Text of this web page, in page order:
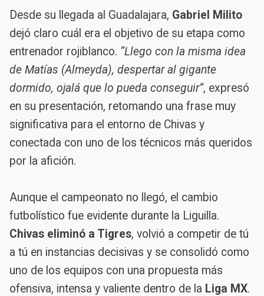
Desde su llegada al Guadalajara, Gabriel Milito
dejó claro cuál era el objetivo de su etapa como
entrenador rojiblanco. “Llego con la misma idea
de Matías (Almeyda), despertar al gigante
dormido, ojalá que lo pueda conseguir”, expresó
en su presentación, retomando una frase muy
significativa para el entorno de Chivas y
conectada con uno de los técnicos más queridos
por la afición.
Aunque el campeonato no llegó, el cambio
futbolístico fue evidente durante la Liguilla.
Chivas eliminó a Tigres, volvió a competir de tú
a tú en instancias decisivas y se consolidó como
uno de los equipos con una propuesta más
ofensiva, intensa y valiente dentro de la Liga MX.